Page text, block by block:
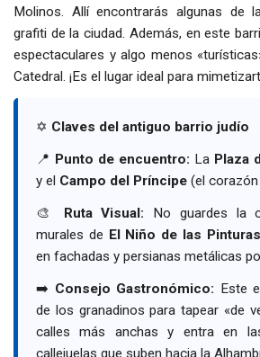
Molinos. Allí encontrarás algunas de
grafiti de la ciudad. Además, en este
espectaculares y algo menos
Catedral. ¡Es el lugar ideal para
✡️ Claves del antiguo barrio judío
📍 Punto de encuentro: La Plaza
y el Campo del Príncipe (el
🎨 Ruta Visual: No guardes la
murales de El Niño de las Pinturas
en fachadas y persianas metálicas
➡️ Consejo Gastronómico: Este
de los granadinos para tapear «de
calles más anchas y entra en
callejuelas que suben hacia la